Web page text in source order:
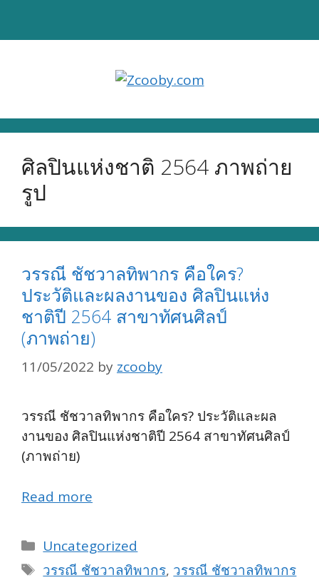
ศิลปินแห่งชาติ 2564 ภาพถ่าย
รูป
วรรณี ชัชวาลทิพากร คือใคร?
ประวัติและผลงานของ ศิลปินแห่ง
ชาติปี 2564 สาขาทัศนศิลป์
(ภาพถ่าย)
11/05/2022 by zcooby
วรรณี ชัชวาลทิพากร คือใคร? ประวัติและผล
งานของ ศิลปินแห่งชาติปี 2564 สาขาทัศนศิลป์
(ภาพถ่าย)
Read more
Categories
Uncategorized
Tags
วรรณี ชัชวาลทิพากร, วรรณี ชัชวาลทิพากร